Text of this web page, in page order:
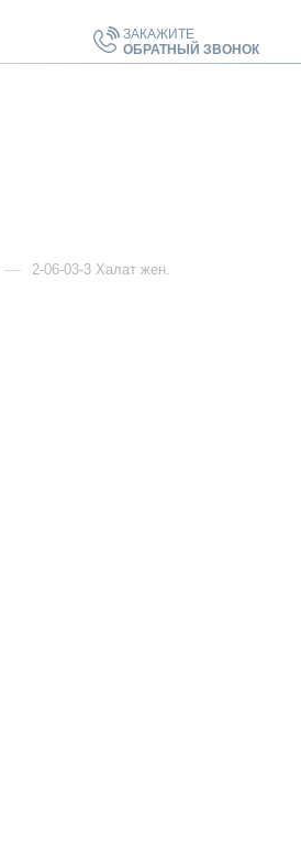
ЗАКАЖИТЕ
ОБРАТНЫЙ ЗВОНОК
— 2-06-03-3 Халат жен.